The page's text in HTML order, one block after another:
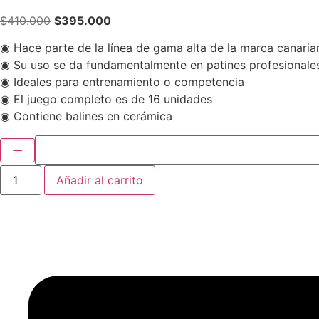
$410.000 El
original
era:
$410.000.
$395.000El
actual
es:
$395.000.
◉ Hace parte de la línea de gama alta de la marca
◉ Su uso se da fundamentalmente en patines
◉ Ideales para entrenamiento o competencia
◉ El juego completo es de 16 unidades
◉ Contiene balines en cerámica
Rodamientos
Cerámica
blanca
Añadir al carrito